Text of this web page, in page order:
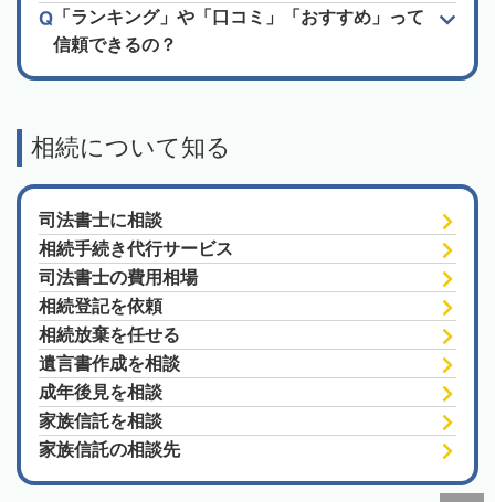
「ランキング」や「口コミ」「おすすめ」って
信頼できるの？
相続について知る
司法書士に相談
相続手続き代行サービス
司法書士の費用相場
相続登記を依頼
相続放棄を任せる
遺言書作成を相談
成年後見を相談
家族信託を相談
家族信託の相談先